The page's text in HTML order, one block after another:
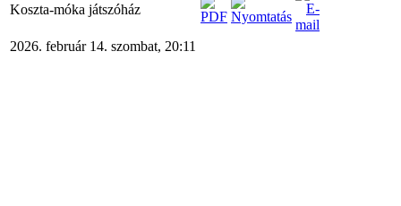
Koszta-móka játszóház
2026. február 14. szombat, 20:11